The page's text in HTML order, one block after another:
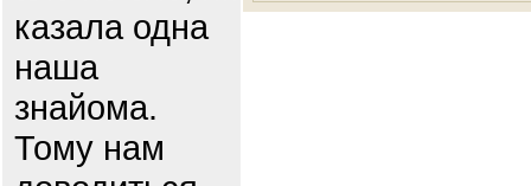
казала одна
наша
знайома.
Тому нам